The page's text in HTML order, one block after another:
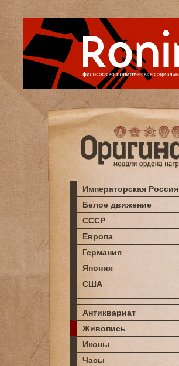
Императорская Россия
Белое движение
СССР
Европа
Германия
Япония
США
Антиквариат
Живопись
Иконы
Часы